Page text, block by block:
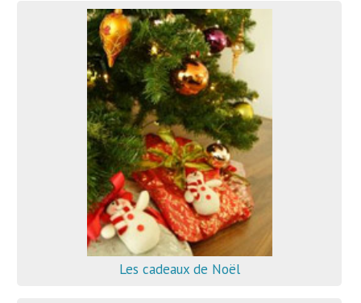
Les cadeaux de Noël